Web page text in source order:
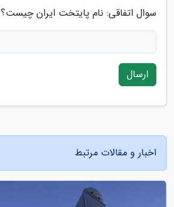
سوال اتفاقی: نام پایتخت ایران چیست؟
ارسال
اخبار و مقالات مرتبط